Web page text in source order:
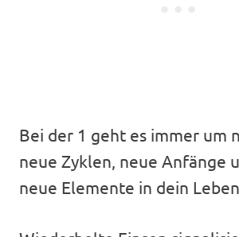
Bei der 1 geht es immer um
neue Zyklen, neue Anfänge
neue Elemente in dein